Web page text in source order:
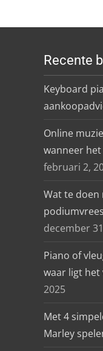
Recente
Keyboard
Online
wanneer
februari 2,
Wat te doen
december
Piano of
waar ligt het
2025
Met 4
Marley